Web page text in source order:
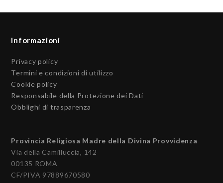
Informazioni
Privacy policy
Termini e condizioni di utilizzo
Cookie policy
Responsabile della Protezione dei Dati
Obblighi di trasparenza
Provincia Religiosa Madre della Divina Provvidenza
Via della Camilluccia, 142
00135 ROMA
CF/PIVA 97889670580